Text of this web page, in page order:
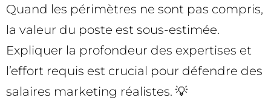
Quand les périmètres ne sont pas compris,
la valeur du poste est sous-estimée.
Expliquer la profondeur des expertises et
l’effort requis est crucial pour défendre des
salaires marketing réalistes. 💡